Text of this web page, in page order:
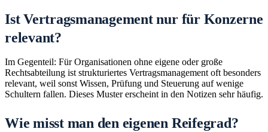
Ist Vertragsmanagement nur für Konzerne
relevant?
Im Gegenteil: Für Organisationen ohne eigene oder große
Rechtsabteilung ist strukturiertes Vertragsmanagement oft besonders
relevant, weil sonst Wissen, Prüfung und Steuerung auf wenige
Schultern fallen. Dieses Muster erscheint in den Notizen sehr häufig.
Wie misst man den eigenen Reifegrad?